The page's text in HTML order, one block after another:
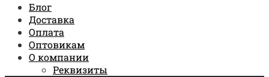
Блог
Доставка
Оплата
Оптовикам
О компании
Реквизиты